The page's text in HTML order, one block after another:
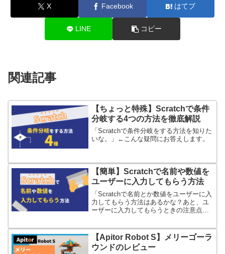
X Facebook はてブ
LINE コピー
関連記事
【ちょっと特殊】Scratchで条件
分岐する4つの方法を徹底解説
「Scratchで条件分岐をする方法を知りた
いな。」←こんな疑問にお答えします。
【簡単】Scratchで名前や数値を
ユーザーに入力してもらう方法
「Scratchで名前とか数値をユーザーに入
力してもらう方法はあるかな？あと、ユ
ーザーに入力してもらうときの注意点は
えします。
【Apitor Robot S】メリーゴーラ
ウンドのレビュー